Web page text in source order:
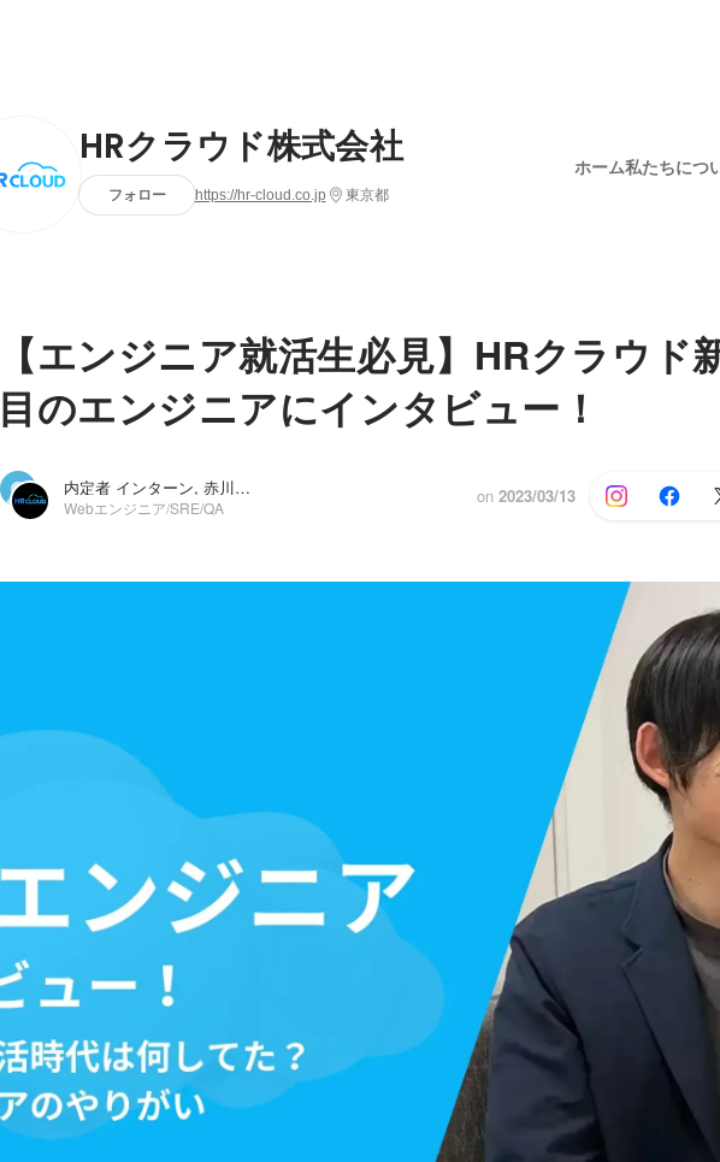
HRクラウド株式会社
フォロー https://hr-cloud.co.jp 東京都
ホーム私たちにつ
【エンジニア就活生必見】HRクラウド
目のエンジニアにインタビュー！
内定者 インターン, 赤川 竜弥
Webエンジニア/SRE/QA
on 2023/03/13